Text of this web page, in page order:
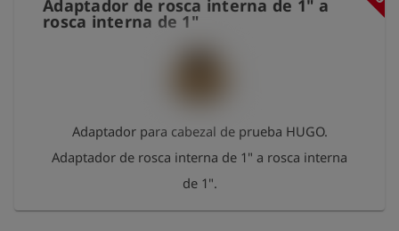
Adaptador de rosca interna de 1" a
rosca interna de 1"
Adaptador para cabezal de prueba HUGO.
Adaptador de rosca interna de 1" a rosca interna
de 1".